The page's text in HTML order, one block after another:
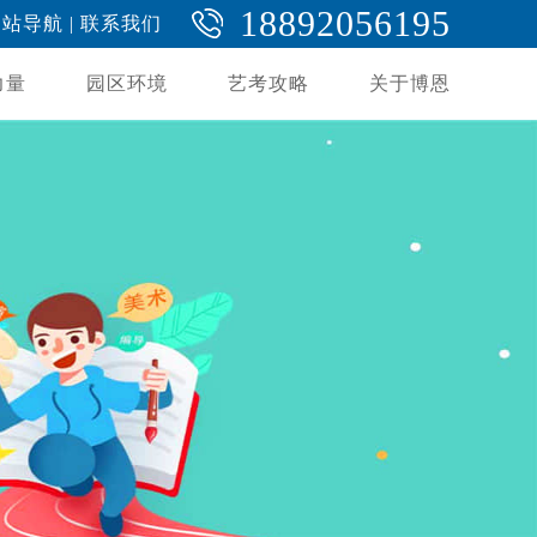
导航 | 联系我们 18892056195
量 园区环境 艺考攻略 关于博恩